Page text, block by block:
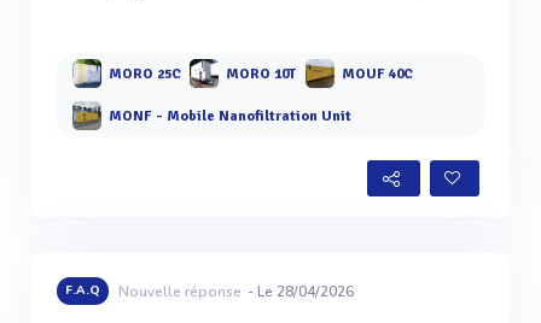
MORO 25C MORO 10T MOUF 40C
MONF - Mobile Nanofiltration Unit
F.A.Q Nouvelle réponse - Le 28/04/2026